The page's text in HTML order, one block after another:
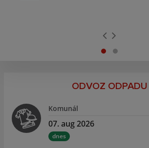
ODVOZ ODPADU
Komunál
07. aug 2026
dnes